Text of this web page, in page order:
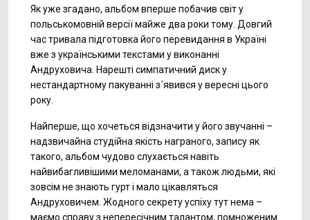
Як уже згадано, альбом вперше побачив світ у
польськомовній версії майже два роки тому. Довгий
час тривала підготовка його перевидання в Україні
вже з українськими текстами у виконанні
Андруховича. Нарешті симпатичний диск у
нестандартному пакуванні з´явився у вересні цього
року.
Найперше, що хочеться відзначити у його звучанні –
надзвичайна студійна якість награного, запису як
такого, альбом чудово слухається навіть
найвибагливішими меломанами, а також людьми, які
зовсім не знають гурт і мало цікавляться
Андруховичем. Жодного секрету успіху тут нема –
маємо справу з непересічним талантом, помноженим